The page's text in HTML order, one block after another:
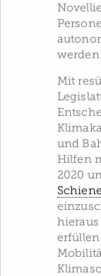
werden.
Mit
und
Hilfen
2020
Schiene